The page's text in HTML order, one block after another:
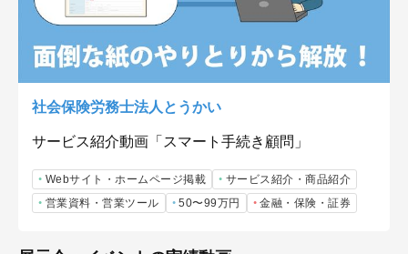
社会保険労務士法人とうかい
サービス紹介動画「スマート手続き顧問」
Webサイト・ホームページ掲載
サービス紹介・商品紹介
営業資料・営業ツール
50〜99万円 金融・保険・証券